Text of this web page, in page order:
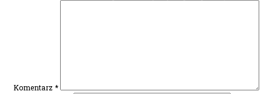
Komentarz *